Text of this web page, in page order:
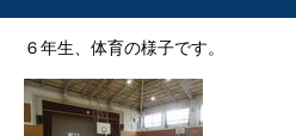
６年生、体育の様子です。